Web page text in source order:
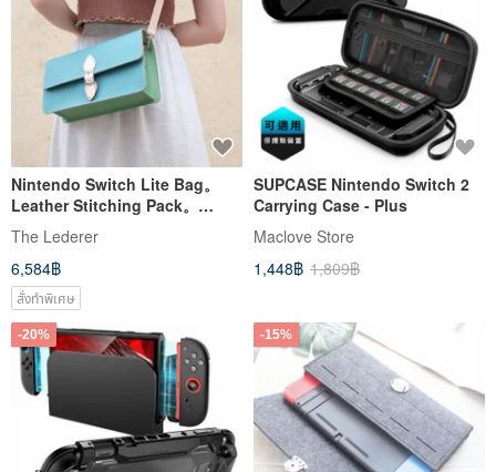
Nintendo Switch Lite Bag。
Leather Stitching Pack。
BSP156
The Lederer
6,584฿
สั่งทำพิเศษ
SUPCASE Nintendo Switch 2
Carrying Case - Plus
Maclove Store
1,448฿ 1,809฿
-20% -15%